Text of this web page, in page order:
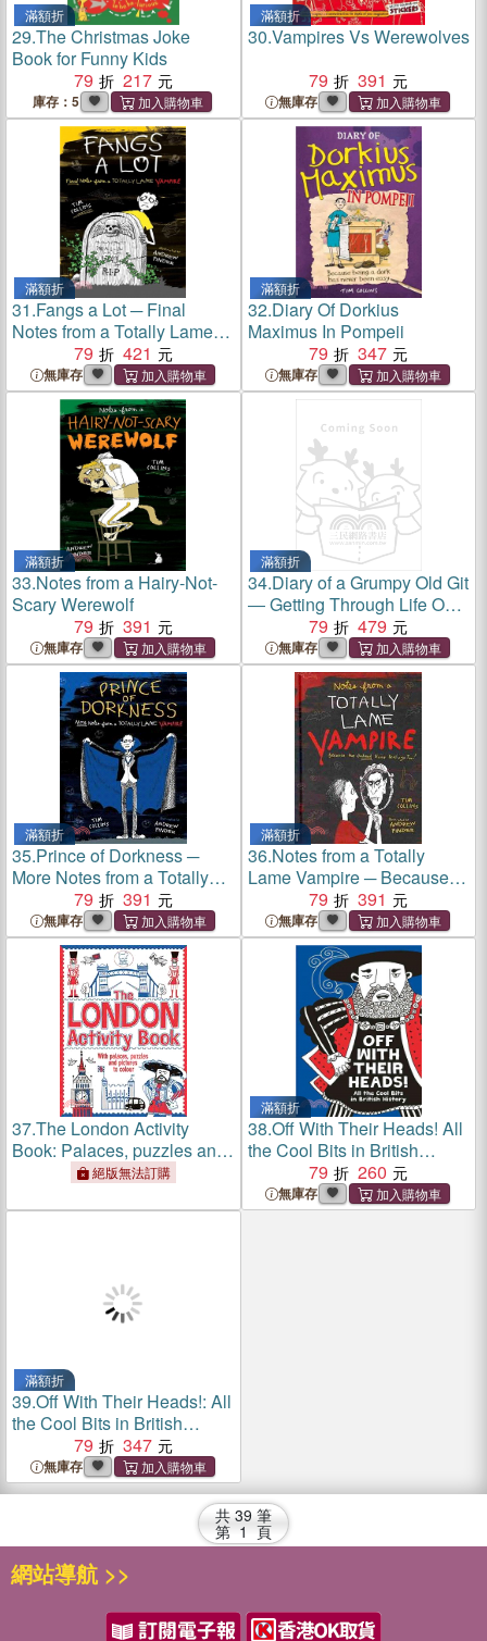
滿額折
29.The Christmas Joke
Book for Funny Kids
79
217
庫存：5
滿額折
30.Vampires Vs Werewolves
79
391
無庫存
滿額折
31.Fangs a Lot ─ Final
Notes from a Totally Lame
Vampire79 421
無庫存
滿額折
32.Diary Of Dorkius
Maximus In Pompeii
79
347
無庫存
滿額折
33.Notes from a Hairy-Not-
Scary Werewolf
79
391
無庫存
滿額折
34.Diary of a Grumpy Old Git
― Getting Through Life One
Rant at a Time
79 479
無庫存
滿額折
35.Prince of Dorkness ─
More Notes from a Totally
Lame Vampire
79 391
無庫存
滿額折
36.Notes from a Totally
Lame Vampire ─ Because
the Undead Have Feelings
Too!
79 391
無庫存
37.The London Activity
Book: Palaces, puzzles and
pictures to comple
絕版無法訂購
滿額折
38.Off With Their Heads! All
the Cool Bits in British
79 260
無庫存
滿額折
39.Off With Their Heads!: All
the Cool Bits in British
79 347
無庫存
共 39 筆
第 1 頁
網站導航 >>